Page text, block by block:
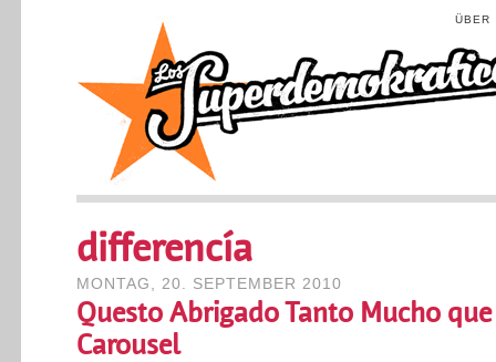
ÜBER
differencía
MONTAG, 20. SEPTEMBER 2010
Questo Abrigado Tanto Mucho
Carousel